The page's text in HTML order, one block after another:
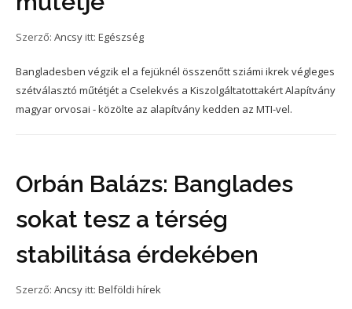
Szerző: Ancsy itt: Egészség
Bangladesben végzik el a fejüknél összenőtt sziámi ikrek végleges
szétválasztó műtétjét a Cselekvés a Kiszolgáltatottakért Alapítvány
magyar orvosai - közölte az alapítvány kedden az MTI-vel.
Orbán Balázs: Banglades
sokat tesz a térség
stabilitása érdekében
Szerző: Ancsy itt: Belföldi hírek